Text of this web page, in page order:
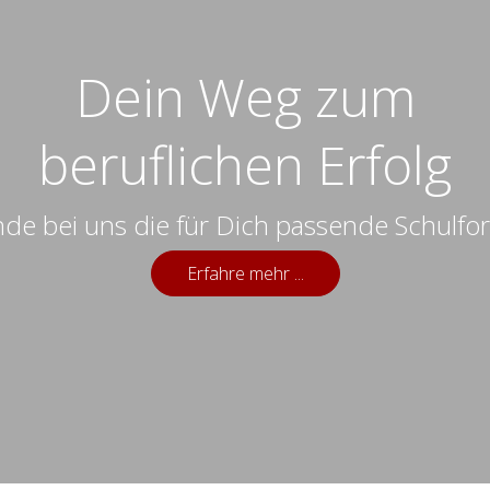
Dein Weg zum
beruflichen Erfolg
bei uns die für Dich passende
Erfahre mehr ...